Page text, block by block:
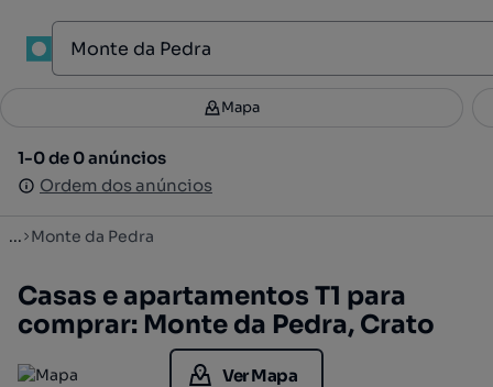
Filtros 2
1-0 de 0 anúncios
Ordem dos anúncios
Mapa
1-0 de 0 anúncios
Ordem dos anúncios
... Monte da Pedra
Casas e apartamentos T1 para
comprar: Monte da Pedra, Crato
Ver Mapa